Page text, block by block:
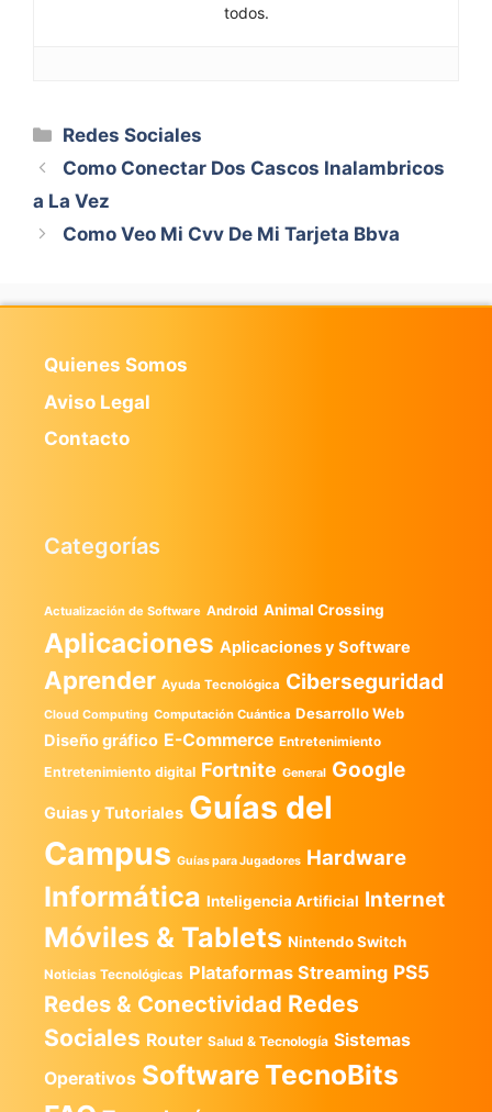
todos.
Categorías
Redes Sociales
Como Conectar Dos Cascos Inalambricos
a La Vez
Como Veo Mi Cvv De Mi Tarjeta Bbva
Quienes Somos
Aviso Legal
Contacto
Categorías
Actualización de Software Android Animal Crossing
Aplicaciones Aplicaciones y Software
Aprender Ayuda Tecnológica Ciberseguridad
Cloud Computing Computación Cuántica Desarrollo Web
Diseño gráfico E-Commerce Entretenimiento
Entretenimiento digital Fortnite General Google
Guias y Tutoriales Guías del
Campus Guías para Jugadores Hardware
Informática Inteligencia Artificial Internet
Móviles & Tablets Nintendo Switch
Noticias Tecnológicas Plataformas Streaming PS5
Redes & Conectividad Redes
Sociales Router Salud & Tecnología Sistemas
Operativos SoftwareTecnoBits